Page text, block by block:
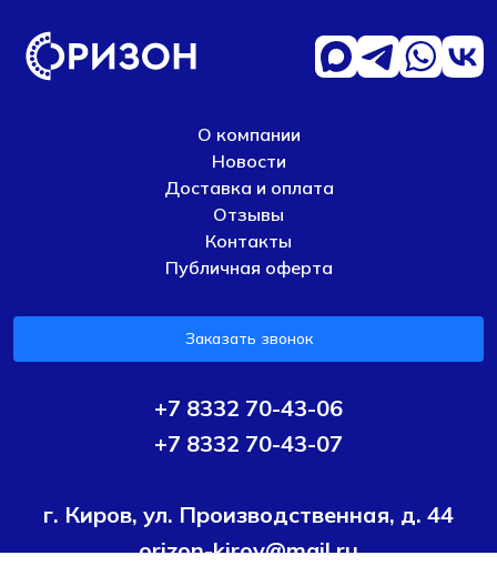
О компании
Новости
Доставка и оплата
Отзывы
Контакты
Публичная оферта
Заказать звонок
+7 8332 70-43-06
+7 8332 70-43-07
г. Киров, ул. Производственная, д. 44
orizon-kirov@mail.ru